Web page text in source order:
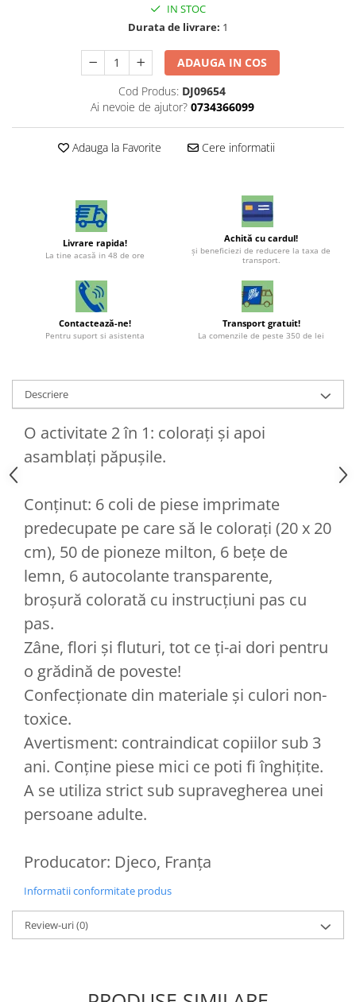
IN STOC
Durata de livrare: 1
ADAUGA IN COS
Cod Produs: DJ09654
Ai nevoie de ajutor? 0734366099
Adauga la Favorite Cere informatii
Livrare rapida!
La tine acasă in 48 de ore
Achită cu cardul!
şi beneficiezi de reducere la taxa de
transport.
Contactează-ne!
Pentru suport si asistenta
Transport gratuit!
La comenzile de peste 350 de lei
Descriere
O activitate 2 în 1: colorați și apoi
asamblați păpușile.
Conținut: 6 coli de piese imprimate
predecupate pe care să le colorați (20 x 20
cm), 50 de pioneze milton, 6 bețe de
lemn, 6 autocolante transparente,
broșură colorată cu instrucțiuni pas cu
pas.
Zâne, flori și fluturi, tot ce ți-ai dori pentru
o grădină de poveste!
Confecționate din materiale și culori non-
toxice.
Avertisment: contraindicat copiilor sub 3
ani. Conține piese mici ce poti fi înghițite.
A se utiliza strict sub supravegherea unei
persoane adulte.
Producator: Djeco, Franța
Informatii conformitate produs
Review-uri(0)